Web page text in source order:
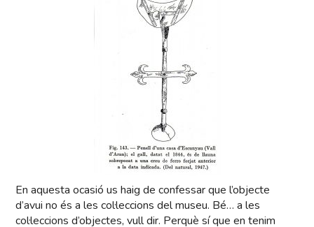
En aquesta ocasió us haig de confessar que l’objecte
d’avui no és a les col·leccions del museu. Bé… a les
col·leccions d’objectes, vull dir. Perquè sí que en tenim